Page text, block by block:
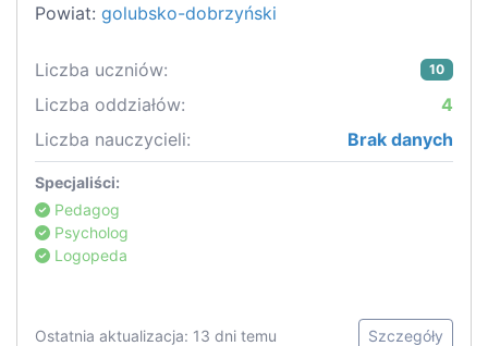
Powiat: golubsko-dobrzyński
Liczba uczniów: 10
Liczba oddziałów:
4
Liczba nauczycieli:
Brak danych
Specjaliści:
Pedagog
Psycholog
Logopeda
Ostatnia aktualizacja: 13 dni temu Szczegóły